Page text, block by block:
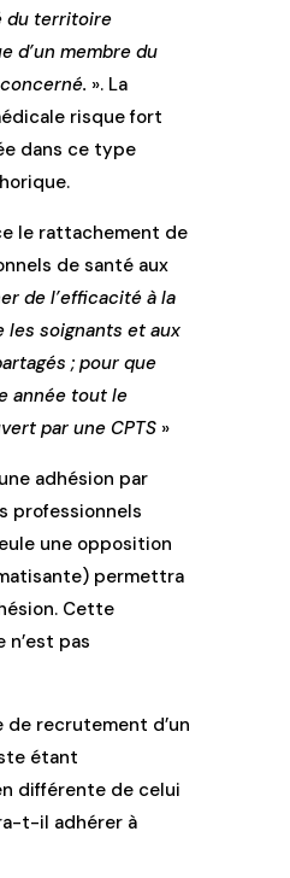
du territoire
d’un membre du
». La
risque fort
dans ce type
le rattachement de
de santé aux
de l’efficacité à la
soignants et aux
; pour que
année tout le
par une CPTS »
adhésion par
professionnels
une opposition
permettra
Cette
pas
de recrutement d’un
étant
différente de celui
t-il adhérer à